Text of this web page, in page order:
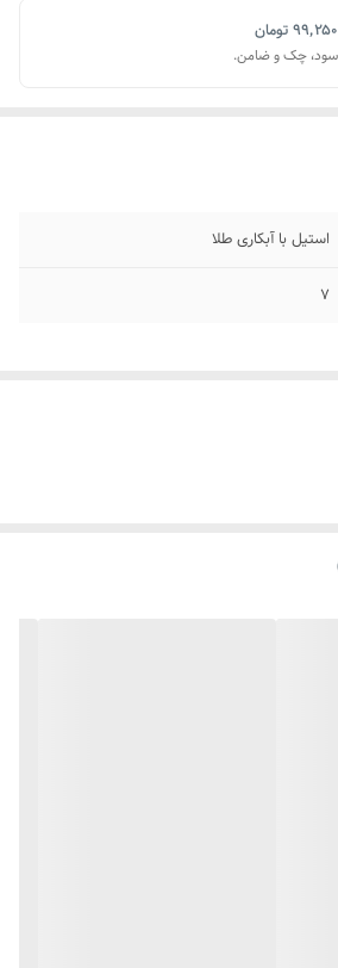
۹۹٬۲۵۰تومان
استیل با آبکاری طلا
۷